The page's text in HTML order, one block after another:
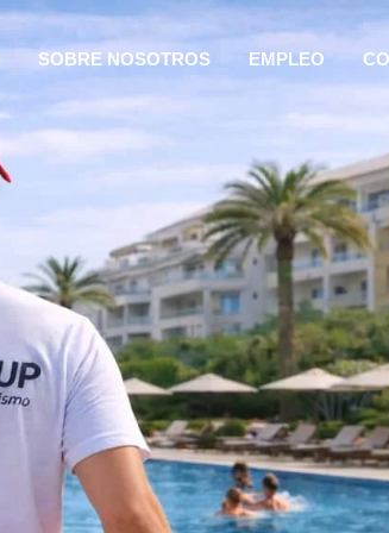
SOBRE NOSOTROS EMPLEO